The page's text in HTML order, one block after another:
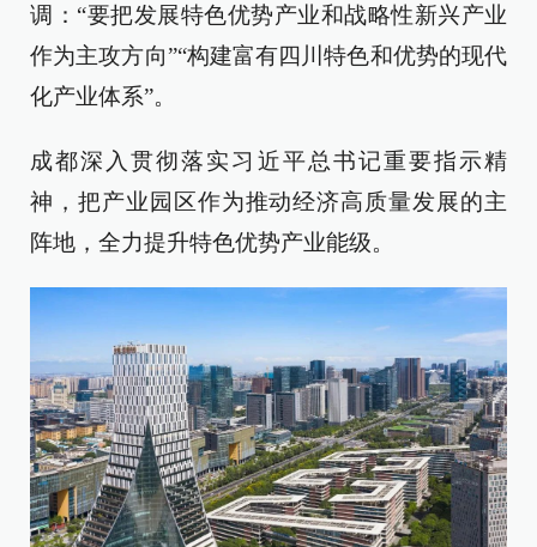
调：“要把发展特色优势产业和战略性新兴产业
作为主攻方向”“构建富有四川特色和优势的现代
化产业体系”。
成都深入贯彻落实习近平总书记重要指示精
神，把产业园区作为推动经济高质量发展的主
阵地，全力提升特色优势产业能级。